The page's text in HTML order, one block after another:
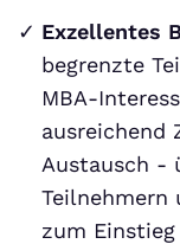
Exzellentes
begrenzte
MBA-
ausreichend
Austausch -
Teilnehmern
zum